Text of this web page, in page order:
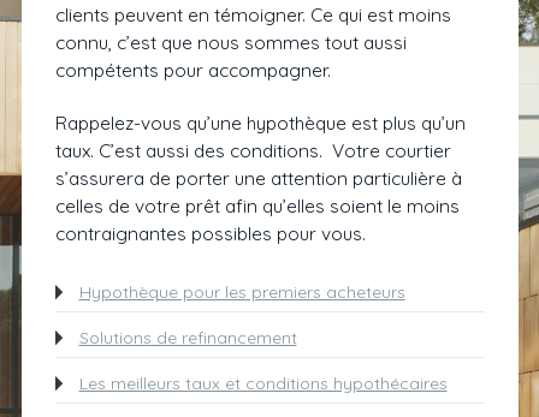
clients peuvent en témoigner. Ce qui est moins
connu, c’est que nous sommes tout aussi
compétents pour accompagner.
Rappelez-vous qu’une hypothèque est plus qu’un
taux. C’est aussi des conditions. Votre courtier
s’assurera de porter une attention particulière à
celles de votre prêt afin qu’elles soient le moins
contraignantes possibles pour vous.
Hypothèque pour les premiers acheteurs
Solutions de refinancement
Les meilleurs taux et conditions hypothécaires